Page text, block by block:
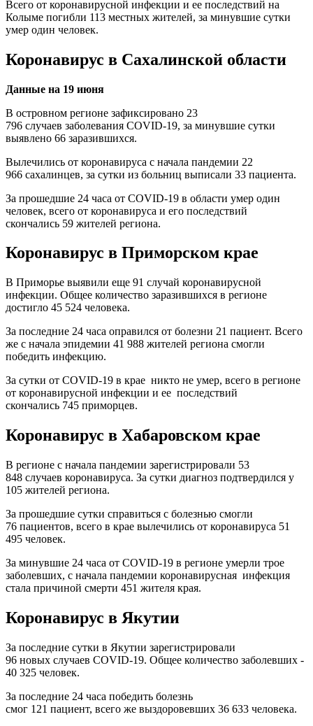
Всего от коронавирусной инфекции и ее последствий на
Колыме погибли 113 местных жителей, за минувшие сутки
умер один человек.
Коронавирус в Сахалинской области
Данные на 19 июня
В островном регионе зафиксировано 23
796 случаев заболевания COVID-19, за минувшие сутки
выявлено 66 заразившихся.
Вылечились от коронавируса с начала пандемии 22
966 сахалинцев, за сутки из больниц выписали 33 пациента.
За прошедшие 24 часа от COVID-19 в области умер один
человек, всего от коронавируса и его последствий
скончались 59 жителей региона.
Коронавирус в Приморском крае
В Приморье выявили еще 91 случай коронавирусной
инфекции. Общее количество заразившихся в регионе
достигло 45 524 человека.
За последние 24 часа оправился от болезни 21 пациент. Всего
же с начала эпидемии 41 988 жителей региона смогли
победить инфекцию.
За сутки от COVID-19 в крае никто не умер, всего в регионе
от коронавирусной инфекции и ее последствий
скончались 745 приморцев.
Коронавирус в Хабаровском крае
В регионе с начала пандемии зарегистрировали 53
848 случаев коронавируса. За сутки диагноз подтвердился у
105 жителей региона.
За прошедшие сутки справиться с болезнью смогли
76 пациентов, всего в крае вылечились от коронавируса 51
495 человек.
За минувшие 24 часа от СOVID-19 в регионе умерли трое
заболевших, с начала пандемии коронавирусная инфекция
стала причиной смерти 451 жителя края.
Коронавирус в Якутии
За последние сутки в Якутии зарегистрировали
96 новых случаев COVID-19. Общее количество заболевших -
40 325 человек.
За последние 24 часа победить болезнь
смог 121 пациент, всего же выздоровевших 36 633 человека.